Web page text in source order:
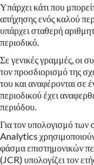
Υπάρχει κάτι που
απήχησης ενός καλού
υπάρχει σταθερή
περιοδικό.
Σε γενικές γραμμές, οι
τον προσδιορισμό της
του και αναφέρονται σε
περιοδικού έχει
περιόδου.
Για τον υπολογισμό
Analytics
φάσμα επιστημονικών
(JCR) υπολογίζει τον